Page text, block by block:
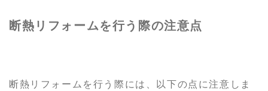
断熱リフォームを行う際の注意点
断熱リフォームを行う際には、以下の点に注意しま